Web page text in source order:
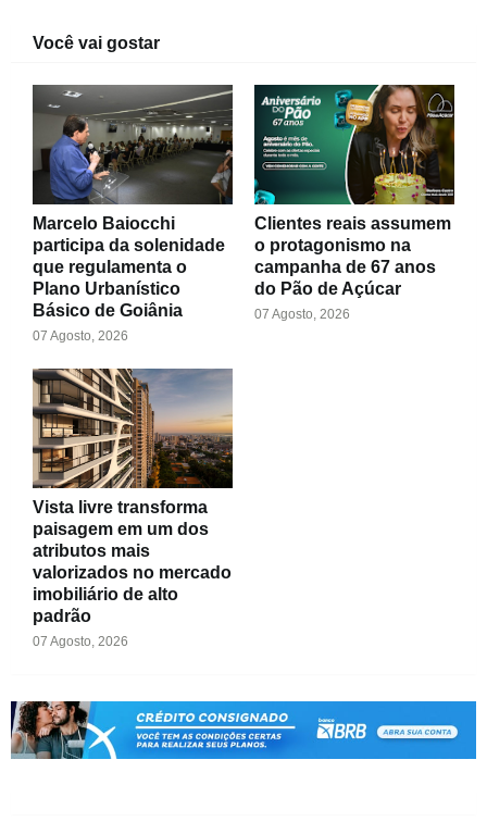
Você vai gostar
Marcelo Baiocchi
participa da solenidade
que regulamenta o
Plano Urbanístico
Básico de Goiânia
07 Agosto, 2026
Clientes reais assumem
o protagonismo na
campanha de 67 anos
do Pão de Açúcar
07 Agosto, 2026
Vista livre transforma
paisagem em um dos
atributos mais
valorizados no mercado
imobiliário de alto
padrão
07 Agosto, 2026